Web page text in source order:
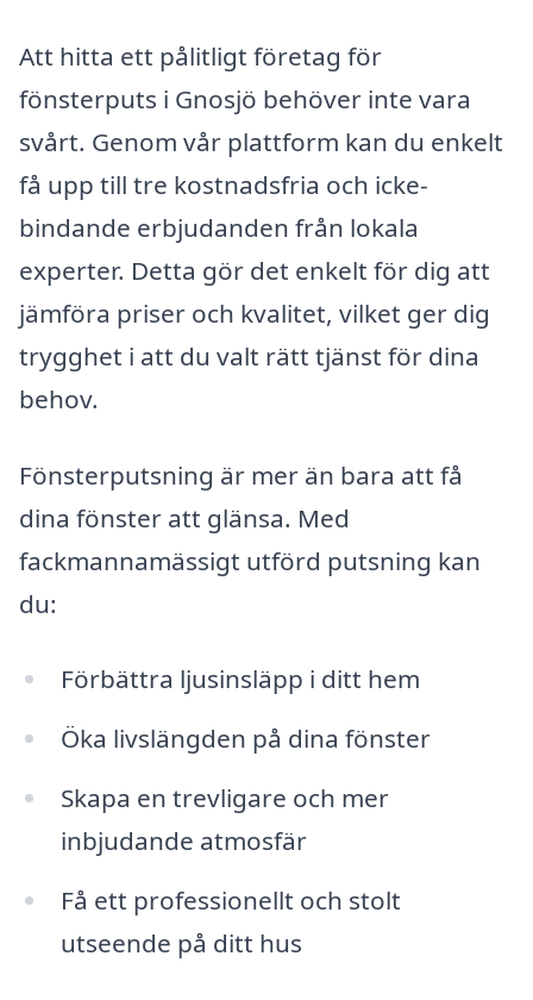
Att hitta ett pålitligt företag för
fönsterputs i Gnosjö behöver inte vara
svårt. Genom vår plattform kan du enkelt
få upp till tre kostnadsfria och icke-
bindande erbjudanden från lokala
experter. Detta gör det enkelt för dig att
jämföra priser och kvalitet, vilket ger dig
trygghet i att du valt rätt tjänst för dina
behov.
Fönsterputsning är mer än bara att få
dina fönster att glänsa. Med
fackmannamässigt utförd putsning kan
du:
Förbättra ljusinsläpp i ditt hem
Öka livslängden på dina fönster
Skapa en trevligare och mer
inbjudande atmosfär
Få ett professionellt och stolt
utseende på ditt hus